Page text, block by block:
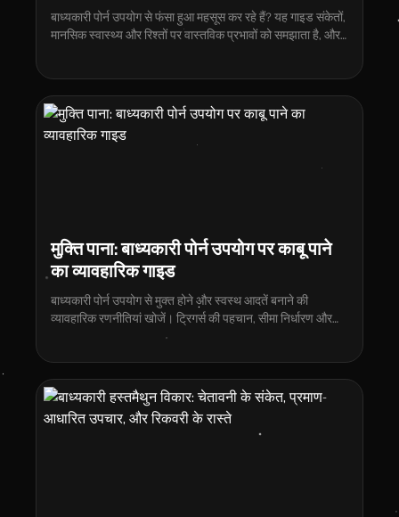
बाध्यकारी पोर्न उपयोग से फंसा हुआ महसूस कर रहे हैं? यह गाइड संकेतों,
मानसिक स्वास्थ्य और रिश्तों पर वास्तविक प्रभावों को समझाता है, और
मुक्ति पाना: बाध्यकारी पोर्न उपयोग पर काबू पाने
का व्यावहारिक गाइड
बाध्यकारी पोर्न उपयोग से मुक्त होने और स्वस्थ आदतें बनाने की
व्यावहारिक रणनीतियां खोजें। ट्रिगर्स की पहचान, सीमा निर्धारण और
सहायता प्राप्त करना सीखें।